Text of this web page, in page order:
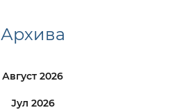
Архива
Август 2026
Јул 2026